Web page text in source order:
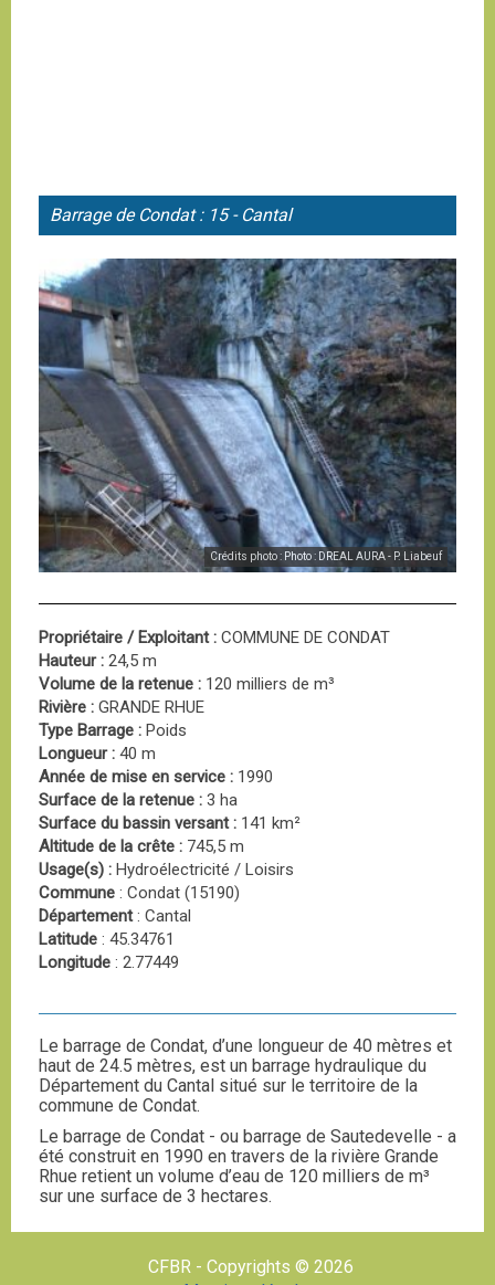
Barrage de Condat : 15 - Cantal
Crédits photo : Photo : DREAL AURA - P. Liabeuf
Propriétaire / Exploitant : COMMUNE DE CONDAT
Hauteur : 24,5 m
Volume de la retenue : 120 milliers de m³
Rivière : GRANDE RHUE
Type Barrage : Poids
Longueur : 40 m
Année de mise en service : 1990
Surface de la retenue : 3 ha
Surface du bassin versant : 141 km²
Altitude de la crête : 745,5 m
Usage(s) : Hydroélectricité / Loisirs
Commune : Condat (15190)
Département: Cantal
Latitude : 45.34761
Longitude : 2.77449
Le barrage de Condat, d’une longueur de 40 mètres et
haut de 24.5 mètres, est un barrage hydraulique du
Département du Cantal situé sur le territoire de la
commune de Condat.
Le barrage de Condat - ou barrage de Sautedevelle - a
été construit en 1990 en travers de la rivière Grande
Rhue retient un volume d’eau de 120 milliers de m³
sur une surface de 3 hectares.
CFBR - Copyrights © 2026